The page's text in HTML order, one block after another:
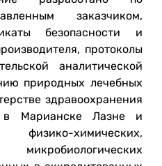
заказчиком,
безопасности и
протоколы
аналитической
природных лечебных
здравоохранения
в Марианске Лазне и
химических,